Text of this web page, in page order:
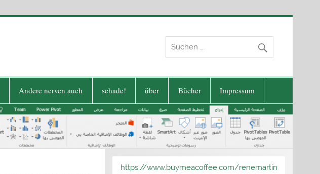
Andere nerven auch schade! über Bücher Impressum
https://www.buymeacoffee.com/renemartin